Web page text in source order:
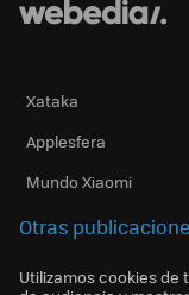
Xataka
Applesfera
Mundo Xiaomi
Otras
Utilizamos cookies